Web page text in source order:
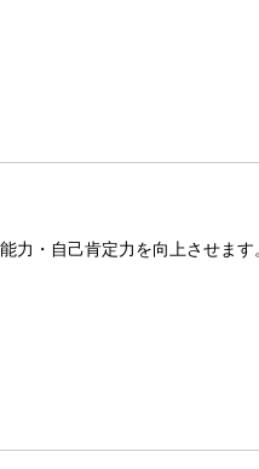
力・自己肯定力を向上させます